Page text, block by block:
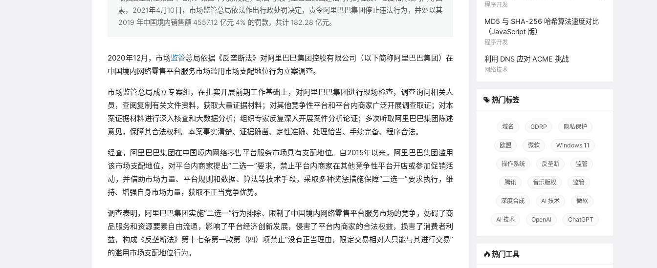
素，2021年4月10日，市场监管总局依法作出行政处罚决定，责令阿里巴巴集团停止违法行为，并处以其
2019 年中国境内销售额 4557.12 亿元 4% 的罚款，共计 182.28 亿元。
2020年12月，市场监管总局依据《反垄断法》对阿里巴巴集团控股有限公司（以下简称阿里巴巴集团）在
中国境内网络零售平台服务市场滥用市场支配地位行为立案调查。
市场监管总局成立专案组，在扎实开展前期工作基础上，对阿里巴巴集团进行现场检查，调查询问相关人
员，查阅复制有关文件资料，获取大量证据材料；对其他竞争性平台和平台内商家广泛开展调查取证；对本
案证据材料进行深入核查和大数据分析；组织专家反复深入开展案件分析论证；多次听取阿里巴巴集团陈述
意见，保障其合法权利。本案事实清楚、证据确凿、定性准确、处理恰当、手续完备、程序合法。
经查，阿里巴巴集团在中国境内网络零售平台服务市场具有支配地位。自2015年以来，阿里巴巴集团滥用
该市场支配地位，对平台内商家提出“二选一”要求，禁止平台内商家在其他竞争性平台开店或参加促销活
动，并借助市场力量、平台规则和数据、算法等技术手段，采取多种奖惩措施保障“二选一”要求执行，维
持、增强自身市场力量，获取不正当竞争优势。
调查表明，阿里巴巴集团实施“二选一”行为排除、限制了中国境内网络零售平台服务市场的竞争，妨碍了商
品服务和资源要素自由流通，影响了平台经济创新发展，侵害了平台内商家的合法权益，损害了消费者利
益，构成《反垄断法》第十七条第一款第（四）项禁止“没有正当理由，限定交易相对人只能与其进行交易”
的滥用市场支配地位行为。
程序开发
MD5 与 SHA-256 哈希算法速度对比
（JavaScript 版）
程序开发
利用 DNS 应对 ACME 挑战
网络技术
热门标签
域名 GDRP 隐私保护
欧盟 微软 Windows 11
操作系统 反垄断 监管
腾讯 音乐版权 监管
深度合成 AI 技术 微软
AI 技术 OpenAI ChatGPT
热门工具